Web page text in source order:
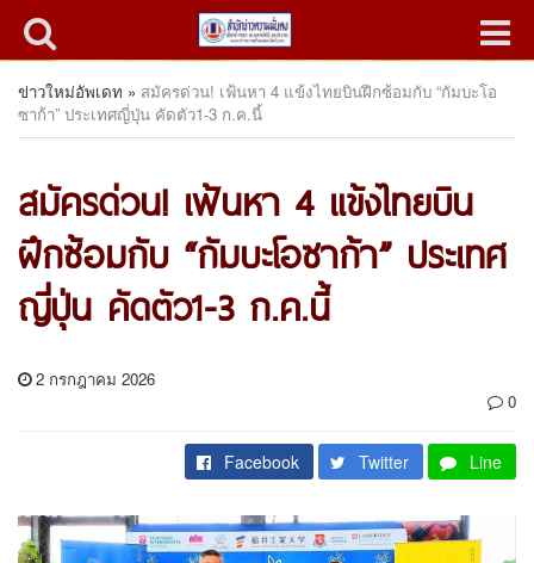
ข่าวใหม่อัพเดท » สมัครด่วน! เฟ้นหา 4 แข้งไทยบินฝึกซ้อมกับ “กัมบะโอ
ซาก้า” ประเทศญี่ปุ่น คัดตัว1-3 ก.ค.นี้
สมัครด่วน! เฟ้นหา 4 แข้งไทยบิน
ฝึกซ้อมกับ “กัมบะโอซาก้า” ประเทศ
ญี่ปุ่น คัดตัว1-3 ก.ค.นี้
2 กรกฎาคม 2026
0
Facebook Twitter Line